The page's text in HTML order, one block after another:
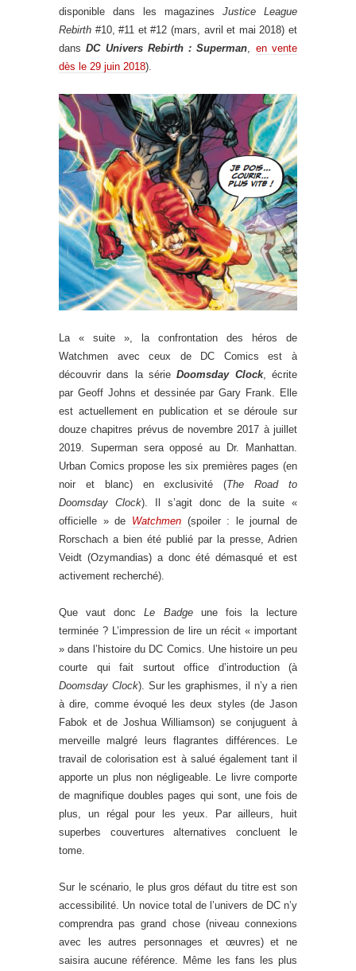
disponible dans les magazines Justice League
Rebirth #10, #11 et #12 (mars, avril et mai 2018) et
dansDC Univers Rebirth : Superman
en vente
dès le 29 juin 2018).
La « suite », la confrontation des héros de
Watchmen avec ceux de DC Comics est à
découvrir dans la sérieDoomsday Clock, écrite
par Geoff Johns et dessinée par Gary Frank. Elle
est actuellement en publication et se déroule sur
douze chapitres prévus de novembre 2017 à juillet
2019. Superman sera opposé au Dr. Manhattan.
Urban Comics propose les six premières pages (en
noir et blanc) en exclusivité (The Road to
Doomsday Clock). Il s’agit donc de la suite «
officielle » de Watchmen(spoiler : le journal de
Rorschach a bien été publié par la presse, Adrien
Veidt (Ozymandias) a donc été démasqué et est
activement recherché).
Que vaut donc Le Badgeune fois la lecture
terminée ? L’impression de lire un récit « important
» dans l’histoire du DC Comics. Une histoire un peu
courte qui fait surtout office d’introduction (à
Doomsday Clock). Sur les graphismes, il n’y a rien
à dire, comme évoqué les deux styles (de Jason
Fabok et de Joshua Williamson) se conjuguent à
merveille malgré leurs flagrantes différences. Le
travail de colorisation est à salué également tant il
apporte un plus non négligeable. Le livre comporte
de magnifique doubles pages qui sont, une fois de
plus, un régal pour les yeux. Par ailleurs, huit
superbes couvertures alternatives concluent le
tome.
Sur le scénario, le plus gros défaut du titre est son
accessibilité. Un novice total de l’univers de DC n’y
comprendra pas grand chose (niveau connexions
avec les autres personnages et œuvres) et ne
saisira aucune référence. Même les fans les plus